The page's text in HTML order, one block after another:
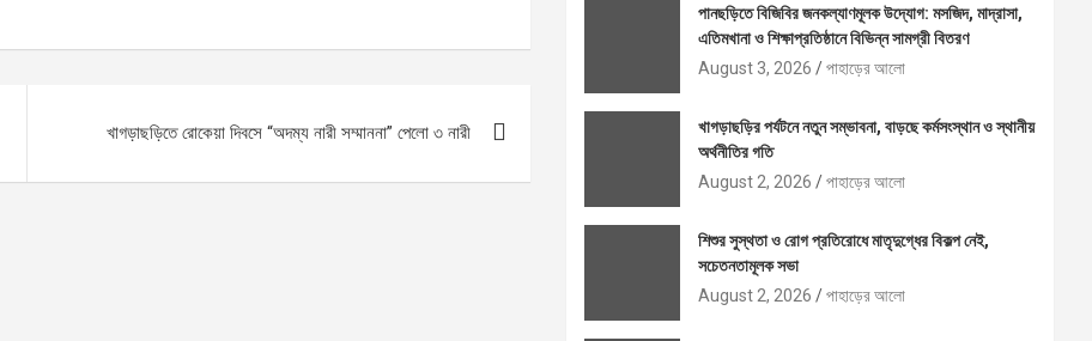
খাগড়াছড়িতে রোকেয়া দিবসে “অদম্য নারী সম্মাননা” পেলো ৩ নারী
পানছড়িতে বিজিবির জনকল্যাণমূলক উদ্যোগ: মসজিদ, মাদ্রাসা,
এতিমখানা ও শিক্ষাপ্রতিষ্ঠানে বিভিন্ন সামগ্রী বিতরণ
August 3, 2026
পাহাড়ের আলো
খাগড়াছড়ির পর্যটনে নতুন সম্ভাবনা, বাড়ছে কর্মসংস্থান ও স্থানীয়
অর্থনীতির গতি
August 2, 2026
পাহাড়ের আলো
শিশুর সুস্থতা ও রোগ প্রতিরোধে মাতৃদুগ্ধের বিকল্প নেই,
সচেতনতামূলক সভা
August 2, 2026
পাহাড়ের আলো